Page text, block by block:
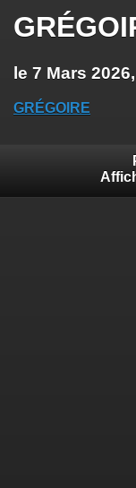
le 7 Mars
GRÉGOIRE